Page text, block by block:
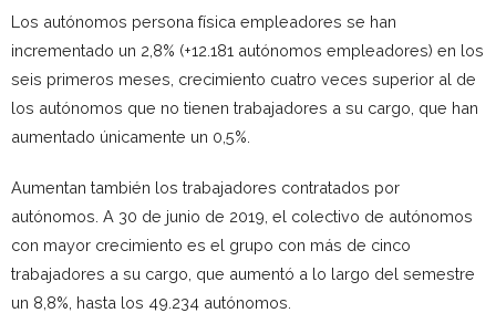
Los autónomos persona física empleadores se han
incrementado un 2,8% (+12.181 autónomos empleadores) en los
seis primeros meses, crecimiento cuatro veces superior al de
los autónomos que no tienen trabajadores a su cargo, que han
aumentado únicamente un 0,5%.
Aumentan también los trabajadores contratados por
autónomos. A 30 de junio de 2019, el colectivo de autónomos
con mayor crecimiento es el grupo con más de cinco
trabajadores a su cargo, que aumentó a lo largo del semestre
un 8,8%, hasta los 49.234 autónomos.